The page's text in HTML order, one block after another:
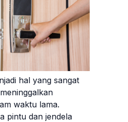
hal yang sangat
waktu lama.
pintu dan jendela